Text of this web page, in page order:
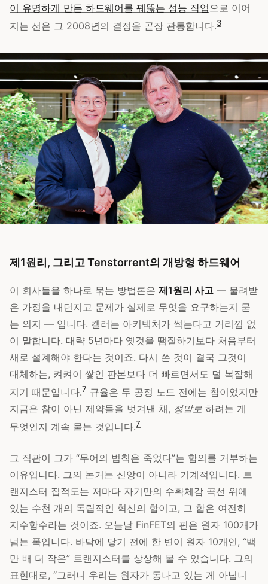
이 유명하게 만든 하드웨어를 꿰뚫는 성능 작업 으로 이어
지는 선은 그 2008년의 결정을 곧장 관통합니다.3
제1원리, 그리고 Tenstorrent의 개방형 하드웨어
이 회사들을 하나로 묶는 방법론은 제1원리 사고 — 물려받
은 가정을 내던지고 문제가 실제로 무엇을 요구하는지 묻
는 의지 — 입니다. 켈러는 아키텍처가 썩는다고 거리낌 없
이 말합니다. 대략 5년마다 옛것을 땜질하기보다 처음부터
새로 설계해야 한다는 것이죠. 다시 쓴 것이 결국 그것이
대체하는, 켜켜이 쌓인 판본보다 더 빠르면서도 덜 복잡해
지기 때문입니다.7 규율은 두 공정 노드 전에는 참이었지만
지금은 참이 아닌 제약들을 벗겨낸 채, 정말로 하려는 게
무엇인지 계속 묻는 것입니다.7
그 직관이 그가 “무어의 법칙은 죽었다”는 합의를 거부하는
이유입니다. 그의 논거는 신앙이 아니라 기계적입니다. 트
랜지스터 집적도는 저마다 자기만의 수확체감 곡선 위에
있는 수천 개의 독립적인 혁신의 합이고, 그 합은 여전히
지수함수라는 것이죠. 오늘날 FinFET의 핀은 원자 100개가
넘는 폭입니다. 바닥에 닿기 전에 한 변이 원자 10개인, “백
만 배 더 작은” 트랜지스터를 상상해 볼 수 있습니다. 그의
표현대로, “그러니 우리는 원자가 동나고 있는 게 아닙니